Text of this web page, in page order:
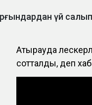
үй
Атырауда
сотталды, деп